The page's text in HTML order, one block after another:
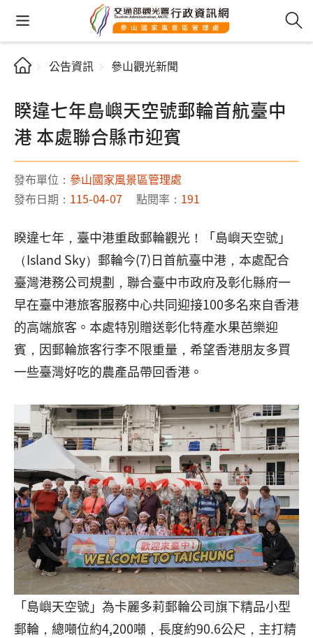
公告資訊 參山觀光新聞
睽違七年島嶼天空號郵輪首航臺中
港 本處聯合縣市迎賓
發布單位： 參山國家風景區管理處
發布日期： 115-04-07 點閱率： 191
睽違七年，臺中港重啟郵輪觀光！「島嶼天空號」
（Island Sky）郵輪今(7)日首航臺中港，本處配合
臺灣港務公司規劃，聯合臺中市政府及彰化縣府一
早在臺中港旅客服務中心共同迎接100多名來自香港
的高端旅客。本處特別贈送彰化特產水果芭樂迎
賓，因郵輪旅客行李不限重量，希望香港朋友多買
一些臺灣好吃的農產品帶回香港。
「島嶼天空號」為卡麗多莉郵輪公司旗下精品小型
郵輪，總噸位約4,200噸，長度約90.6公尺，主打精